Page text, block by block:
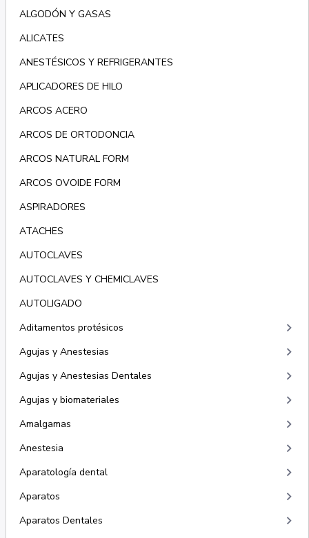
ALGODÓN Y GASAS
ALICATES
ANESTÉSICOS Y REFRIGERANTES
APLICADORES DE HILO
ARCOS ACERO
ARCOS DE ORTODONCIA
ARCOS NATURAL FORM
ARCOS OVOIDE FORM
ASPIRADORES
ATACHES
AUTOCLAVES
AUTOCLAVES Y CHEMICLAVES
AUTOLIGADO
Aditamentos protésicos
keyboard_arrow_right
Agujas y Anestesias keyboard_arrow_right
Agujas y Anestesias Dentales keyboard_arrow_right
Agujas y biomateriales keyboard_arrow_right
Amalgamas keyboard_arrow_right
Anestesia keyboard_arrow_right
Aparatología dental keyboard_arrow_right
Aparatos keyboard_arrow_right
Aparatos Dentales keyboard_arrow_right